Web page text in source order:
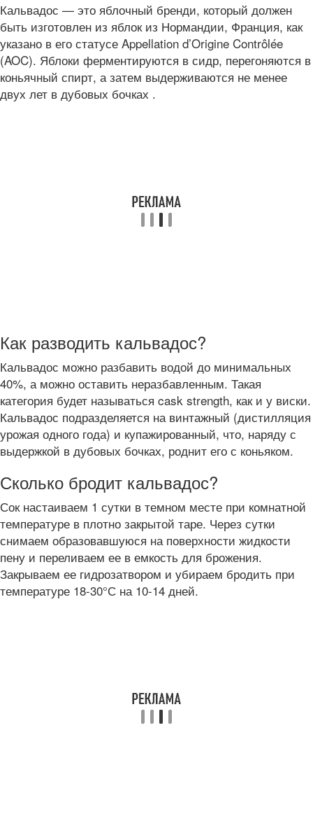
Кальвадос — это яблочный бренди, который должен
быть изготовлен из яблок из Нормандии, Франция, как
указано в его статусе Appellation d’Origine Contrôlée
(AOC). Яблоки ферментируются в сидр, перегоняются в
коньячный спирт, а затем выдерживаются не менее
двух лет в дубовых бочках .
Как разводить кальвадос?
Кальвадос можно разбавить водой до минимальных
40%, а можно оставить неразбавленным. Такая
категория будет называться cask strength, как и у виски.
Кальвадос подразделяется на винтажный (дистилляция
урожая одного года) и купажированный, что, наряду с
выдержкой в дубовых бочках, роднит его с коньяком.
Сколько бродит кальвадос?
Сок настаиваем 1 сутки в темном месте при комнатной
температуре в плотно закрытой таре. Через сутки
снимаем образовавшуюся на поверхности жидкости
пену и переливаем ее в емкость для брожения.
Закрываем ее гидрозатвором и убираем бродить при
температуре 18-30°С на 10-14 дней.